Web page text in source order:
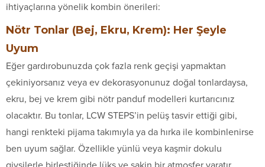
ihtiyaçlarına yönelik kombin önerileri:
Nötr Tonlar (Bej, Ekru, Krem): Her Şeyle
Uyum
Eğer gardırobunuzda çok fazla renk geçişi yapmaktan
çekiniyorsanız veya ev dekorasyonunuz doğal tonlardaysa,
ekru, bej ve krem gibi nötr panduf modelleri kurtarıcınız
olacaktır. Bu tonlar, LCW STEPS’in pelüş tasvir ettiği gibi,
hangi renkteki pijama takımıyla ya da hırka ile kombinlenirse
ben uyum sağlar. Özellikle yünlü veya kaşmir dokulu